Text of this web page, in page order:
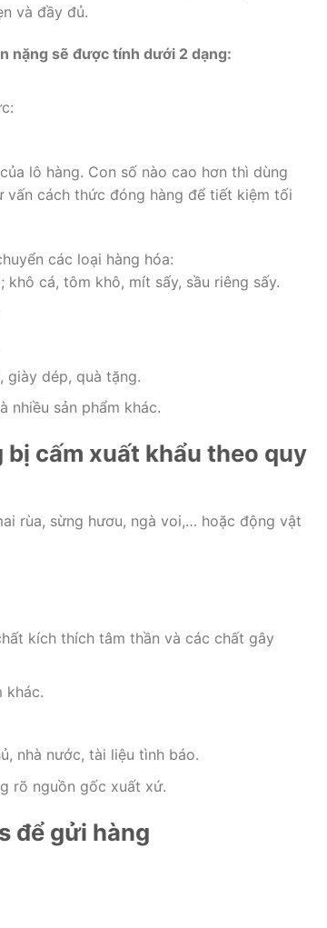
và đầy đủ.
nặng sẽ được tính dưới 2 dạng:
lô hàng. Con số nào cao hơn thì dùng
cách thức đóng hàng để tiết kiệm tối
các loại hàng hóa:
cá, tôm khô, mít sấy, sầu riêng sấy.
giày dép, quà tặng.
nhiều sản phẩm khác.
bị cấm xuất khẩu theo quy
rùa, sừng hươu, ngà voi,… hoặc động vật
kích thích tâm thần và các chất gây
khác.
nhà nước, tài liệu tình báo.
rõ nguồn gốc xuất xứ.
để gửi hàng